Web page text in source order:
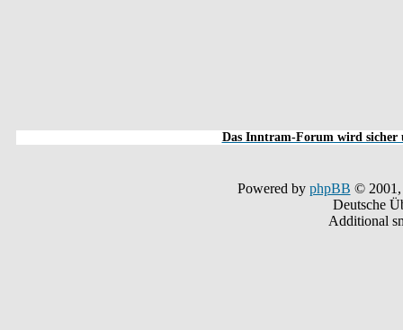
Das Inntram-Forum wird sicher
Powered by phpBB © 2001,
Deutsche
Additional